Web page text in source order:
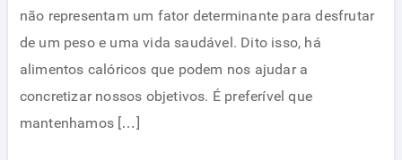
não representam um fator determinante para desfrutar
de um peso e uma vida saudável. Dito isso, há
alimentos calóricos que podem nos ajudar a
concretizar nossos objetivos. É preferível que
mantenhamos […]